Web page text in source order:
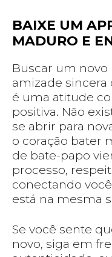
BAIXE UM
MADURO E
Buscar um
amizade sincera
é uma atitude
positiva. Não
se abrir para
o coração bater
de bate-papo
processo,
conectando
está na mesma
Se você sente
novo, siga em